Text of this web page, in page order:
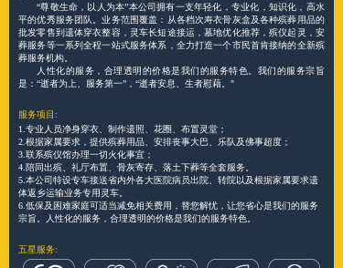
“尊敬生命，以人为本”本公司拥有一支年轻化，专业化，知识化，高水
平的优秀服务团队。业务范围覆盖：从各档次寿衣骨灰盒及各种殡葬用品的
批发零售到遗体穿衣整容，灵车长短途接运，墓地优化推荐，殡仪起灵，安
葬服务等一系列全程一站式服务体系，全力打造一个市民首肯接纳的全新殡
葬服务机构。
人性化的服务，合理透明的价格是我们的服务特色。我们的服务宗旨
是：“逝者为上、服务第一”，“逝者安息、生者慰藉。"
服务项目:
1.专业人员净身穿衣、制作遗照、花圈、布置灵堂；
2.根据家属要求，提供殡葬用品、安排丧事大巴、乐队及佛事超度；
3.联系殡仪馆办理一切火化事宜；
4.陪同出殡、礼厅布置、骨灰寄存、落土下葬等全套服务。
5.本公司特设专车接送省内外各大医院病员出院、转院以及根据家属要求遗
体返乡运输业务专用灵车。
6.低保及困难家庭可适当减免相关费用，替您解忧，让您省心是我们的服务
宗旨。人性化的服务，合理透明的价格是我们的服务特色。
五星服务: